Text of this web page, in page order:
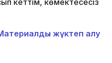
кеттім, көмектесесіз
жүктеп алу